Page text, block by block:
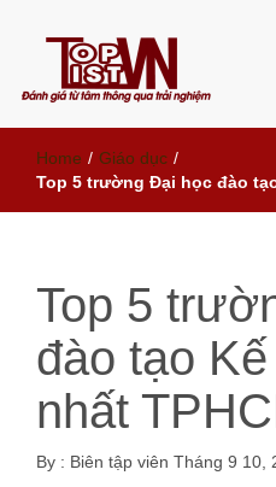
Đánh giá từ tâm,
nghiệm
Home / Giáo dục /
Top 5 trường Đại học đào
Top 5
đào tạo Kế
nhất
By : Biên tập viên Tháng 9 10,